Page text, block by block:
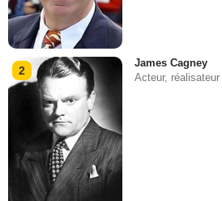
2
James Cagney
Acteur, réalisateur